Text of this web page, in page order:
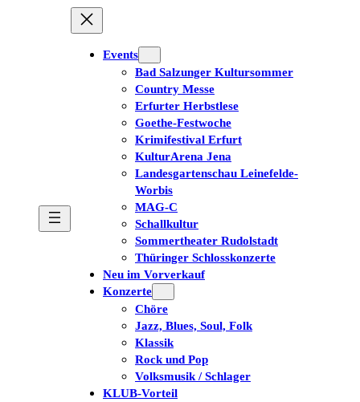
Events
Bad Salzunger Kultursommer
Country Messe
Erfurter Herbstlese
Goethe-Festwoche
Krimifestival Erfurt
KulturArena Jena
Landesgartenschau Leinefelde-
Worbis
MAG-C
Schallkultur
Sommertheater Rudolstadt
Thüringer Schlosskonzerte
Neu im Vorverkauf
Konzerte
Chöre
Jazz, Blues, Soul, Folk
Klassik
Rock und Pop
Volksmusik / Schlager
KLUB-Vorteil